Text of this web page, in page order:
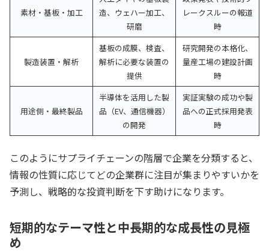
素材・基板・加工
造、ウェハー加工、
研磨
レークスルーの報道
時
製造装置・解析
基板の成膜、検査、
解析に必要な装置の
提供
研究開発の本格化、
量産工場の建設計画
時
用途側・最終製品
半導体を活用した製
品（EV、通信機器）
の開発
実証実験の成功や製
品への正式採用発表
時
このようにサプライチェーンの階層で企業を分類すると、
情報の性質に応じてどの企業群に注目が集まりやすいかを
予測し、戦略的な投資判断を下す助けになります。
短期的なテーマ性と中長期的な成長性の見極
め